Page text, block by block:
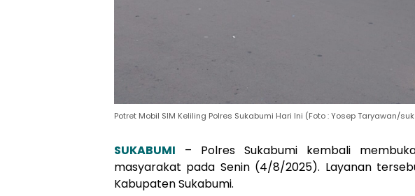
Potret Mobil SIM Keliling Polres Sukabumi Hari Ini (Foto : Yosep Taryawan/
SUKABUMI – Polres Sukabumi kembali
masyarakat pada Senin (4/8/2025). Layanan
Kabupaten Sukabumi.